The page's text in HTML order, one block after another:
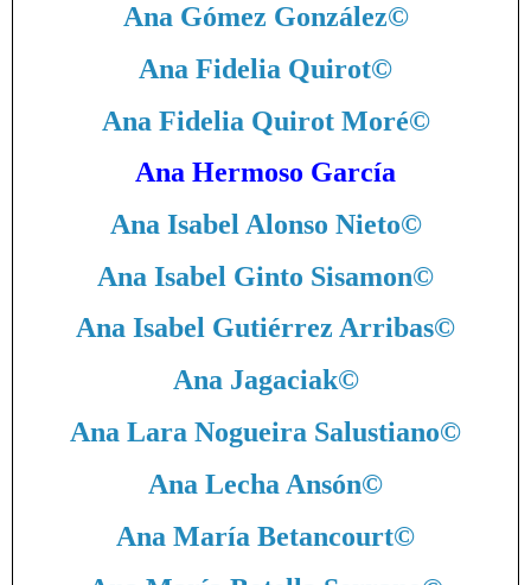
Ana Gómez González©
Ana Fidelia Quirot©
Ana Fidelia Quirot Moré©
Ana Hermoso García
Ana Isabel Alonso Nieto©
Ana Isabel Ginto Sisamon©
Ana Isabel Gutiérrez Arribas©
Ana Jagaciak©
Ana Lara Nogueira Salustiano©
Ana Lecha Ansón©
Ana María Betancourt©